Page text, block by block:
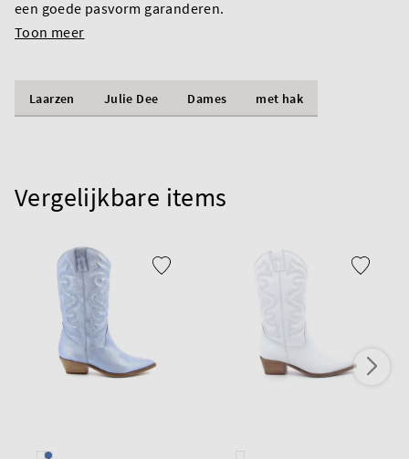
een goede pasvorm garanderen.
Toon meer
Laarzen Julie Dee Dames met hak
Vergelijkbare items